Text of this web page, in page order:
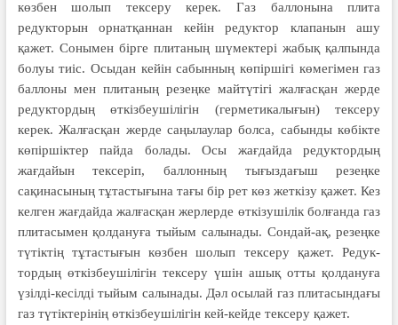
көзбен шолып тексеру керек. Газ баллонына плита
редукторын орнатқаннан кейін редуктор клапанын ашу
қажет. Сонымен бірге плитаның шүмектері жабық қалпында
болуы тиіс. Осыдан кейін сабынның көпіршігі көмегімен газ
баллоны мен плитаның резеңке майтүтігі жалғасқан жерде
редуктордың өткізбеушілігін (герме­тикалығын) тексеру
керек. Жал­ғасқан жерде саңылаулар болса, сабынды көбікте
көпіршіктер пайда болады. Осы жағдайда редуктордың
жағдайын тексеріп, баллонның тығыздағыш резеңке
сақинасының тұтас­тығына тағы бір рет көз жеткізу қажет. Кез
келген жағдайда жалғасқан жерлерде өткізушілік болғанда газ
плитасымен қолдануға тыйым салы­на­ды. Сондай-ақ, резеңке
түтіктің тұтас­ты­ғын көзбен шолып тексеру қажет. Редук­
тордың өткізбеушілігін тексеру үшін ашық отты қолдануға
үзілді-кесіл­ді тыйым салынады. Дәл осылай газ плитасындағы
газ түтіктерінің өткіз­беушілігін кей-кейде тексеру қажет.